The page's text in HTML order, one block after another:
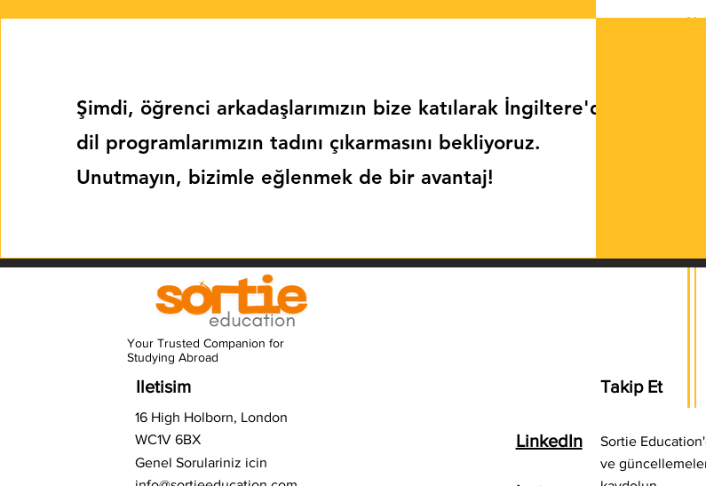
Şimdi, öğrenci arkadaşlarımızın bize katılarak İngiltere'deki
dil programlarımızın tadını çıkarmasını bekliyoruz.
Unutmayın, bizimle eğlenmek de bir avantaj!
Iletisim
16 High Holborn, London
WC1V 6BX
Genel Sorulariniz icin
LinkedIn
Takip Et
Sortie
ve
Your Trusted Companion for
Studying Abroad